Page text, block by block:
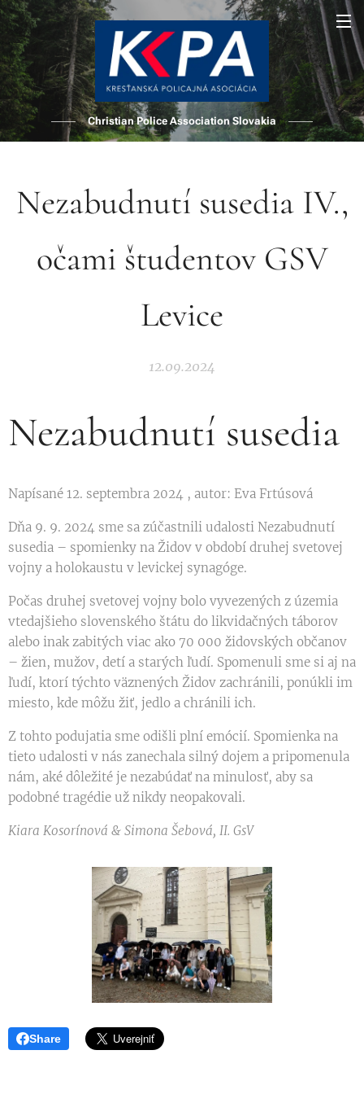
Christian Police Association Slovakia
Nezabudnutí susedia IV.,
očami študentov GSV
Levice
12.09.2024
Nezabudnutí susedia
Napísané 12. septembra 2024 , autor: Eva Frtúsová
Dňa 9. 9. 2024 sme sa zúčastnili udalosti Nezabudnutí
susedia – spomienky na Židov v období druhej svetovej
vojny a holokaustu v levickej synagóge.
Počas druhej svetovej vojny bolo vyvezených z územia
vtedajšieho slovenského štátu do likvidačných táborov
alebo inak zabitých viac ako 70 000 židovských občanov
– žien, mužov, detí a starých ľudí. Spomenuli sme si aj na
ľudí, ktorí týchto väznených Židov zachránili, ponúkli im
miesto, kde môžu žiť, jedlo a chránili ich.
Z tohto podujatia sme odišli plní emócií. Spomienka na
tieto udalosti v nás zanechala silný dojem a pripomenula
nám, aké dôležité je nezabúdať na minulosť, aby sa
podobné tragédie už nikdy neopakovali.
Kiara Kosorínová & Simona Šebová, II. GsV
Share